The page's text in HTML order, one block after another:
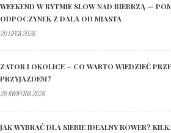
WEEKEND W RYTMIE SLOW NAD BIEBRZĄ —
ODPOCZYNEK Z DALA OD MIASTA
20 LIPCA 2026
ZATOR I OKOLICE – CO WARTO WIEDZIEĆ
PRZYJAZDEM?
20 KWIETNIA 2026
JAK WYBRAĆ DLA SIEBIE IDEALNY ROWER?